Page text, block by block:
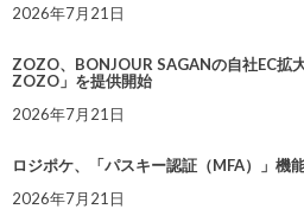
2026年7月21日
ZOZO、BONJOUR SAGANの自社EC
ZOZO」を提供開始
2026年7月21日
ロジポケ、「パスキー認証（MFA）」機
2026年7月21日